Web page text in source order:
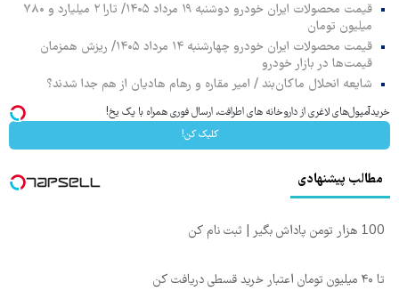
قیمت محصولات ایران خودرو دوشنبه ۱۹ مرداد ۱۴۰۵/ تارا ۲ میلیارد و ۷۸۰
میلیون تومان
قیمت محصولات ایران خودرو چهارشنبه ۱۴ مرداد ۱۴۰۵/ ریزش همزمان
قیمت‌ها در بازار خودرو
شایعه انحلال ماکان‌بند / امیر مقاره و رهام هادیان از هم جدا شدند؟
خریدآمپول‌های لاغری از داروخانه های اطرافت، ارسال فوری همراه با پک یخ!
کلیک کن!
مطالب پیشنهادی
100 هزار تومن پاداش بگیر | ثبت نام کن
تا ۴۰ میلیون تومان اعتبار خرید قسطی دریافت کن